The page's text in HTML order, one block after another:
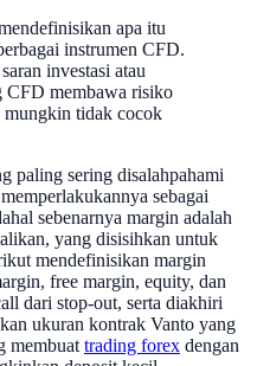
apa itu
instrumen CFD.
investasi atau
CFD membawa risiko
tidak cocok
paling sering disalahpahami
sebagai
sebenarnya margin adalah
yang disisihkan untuk
mendefinisikan margin
free margin, equity, dan
dari stop-out, serta diakhiri
ukuran kontrak Vanto yang
membuat trading forex dengan